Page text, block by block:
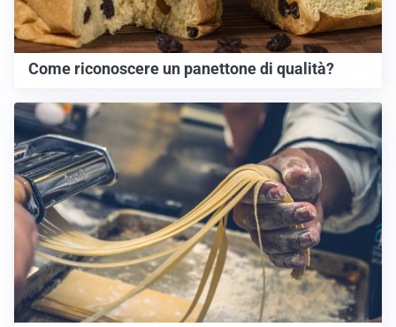
Come riconoscere un panettone di qualità?